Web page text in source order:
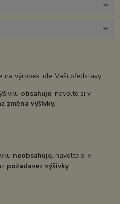
na výrobek, dle Vaší představy.
obsahuje, navolte si v
změna výšivky.
neobsahuje, navolte si v
požadavek výšivky.